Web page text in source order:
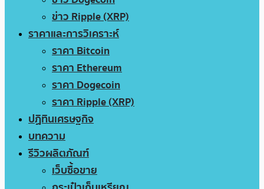
ข่าว Ripple (XRP)
ราคาและการวิเคราะห์
ราคา Bitcoin
ราคา Ethereum
ราคา Dogecoin
ราคา Ripple (XRP)
ปฏิทินเศรษฐกิจ
บทความ
รีวิวผลิตภัณฑ์
เว็บซื้อขาย